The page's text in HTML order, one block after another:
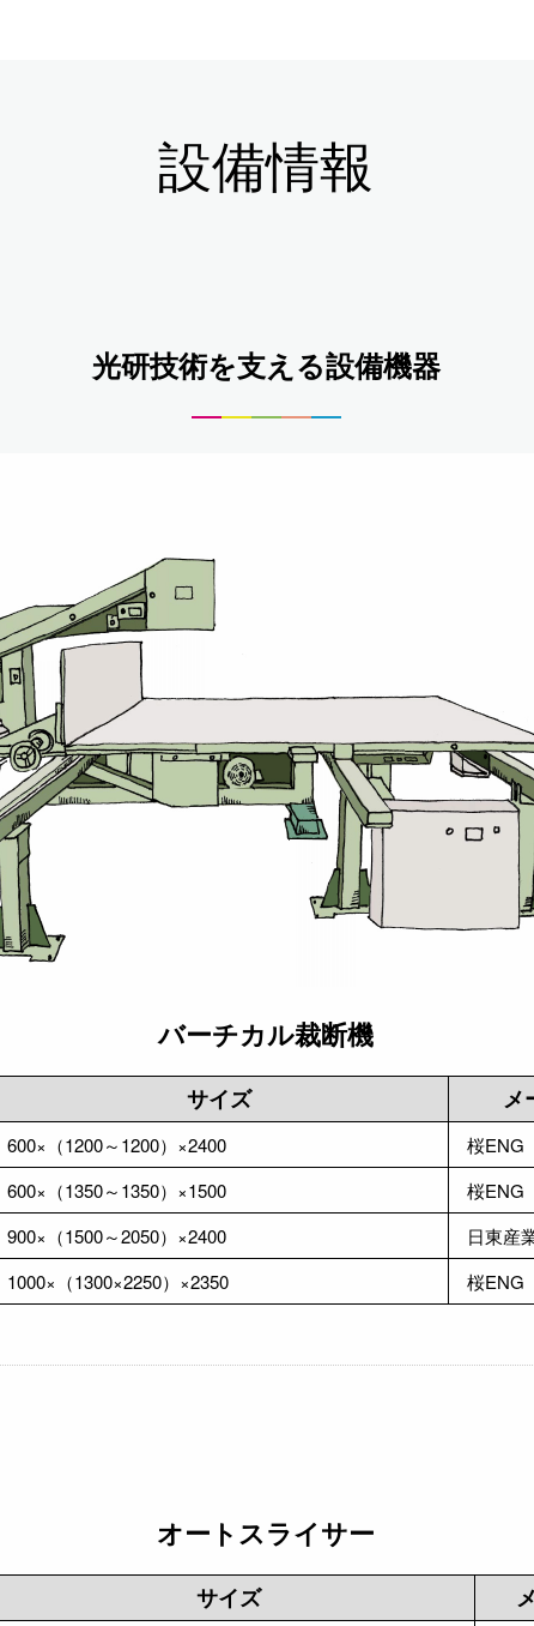
設備情報
光研技術を支える設備機器
バーチカル裁断機
サイズ メ
600×（1200～1200）×2400
桜ENG
600×（1350～1350）×1500
桜ENG
900×（1500～2050）×2400
日東産
1000×（1300×2250）×2350
桜ENG
オートスライサー
サイズ